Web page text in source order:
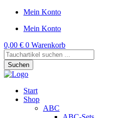
Mein Konto
Mein Konto
0,00 € 0 Warenkorb
Products
search
Suchen
Start
Shop
ABC